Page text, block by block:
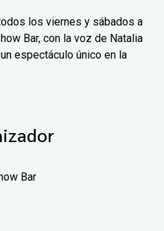
los viernes y sábados a
Bar, con la voz de Natalia
espectáculo único en la
Bar